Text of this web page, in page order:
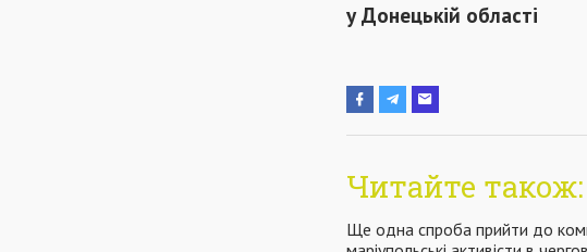
у Донецькій області
Читайте також:
Ще одна спроба прийти до